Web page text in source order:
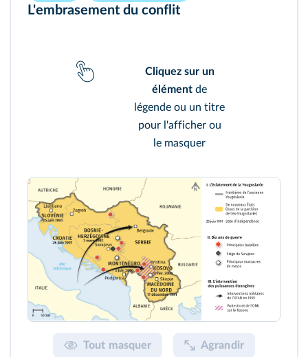
L'embrasement du conflit
Cliquez sur un
élément de
légende ou un titre
pour l'afficher ou
le masquer
Tout masquer Agrandir